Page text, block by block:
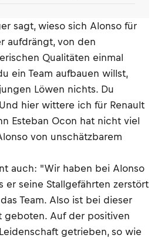
sagt, wieso sich Alonso für
aufdrängt, von den
Qualitäten einmal
ein Team aufbauen willst,
Löwen nichts. Du
hier wittere ich für Renault
Esteban Ocon hat nicht viel
von unschätzbarem
auch: "Wir haben bei Alonso
er seine Stallgefährten zerstört
Team. Also ist bei dieser
geboten. Auf der positiven
getrieben, so wie